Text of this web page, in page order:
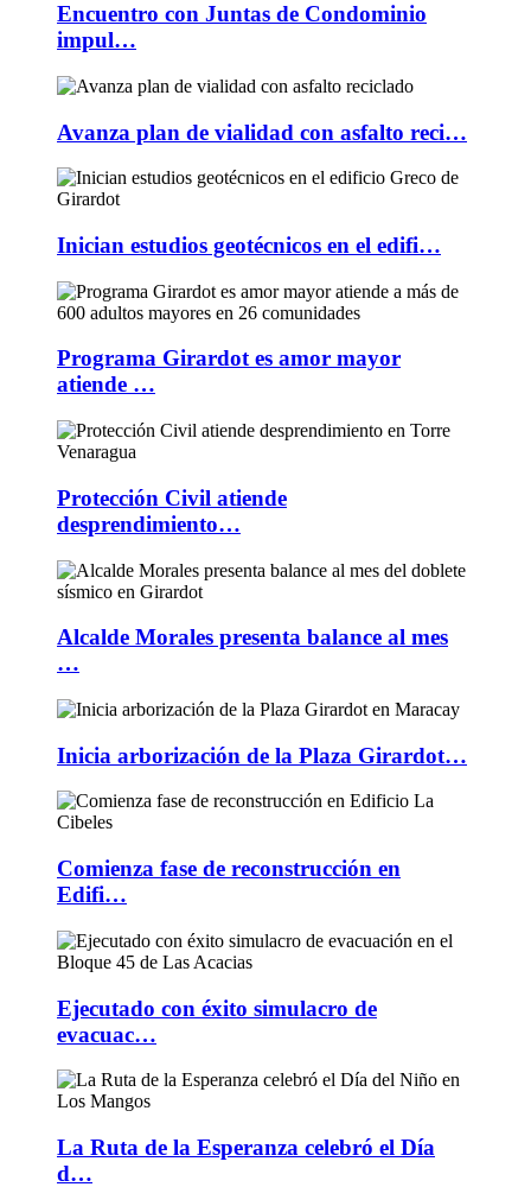
Encuentro con Juntas de Condominio
impul…
Avanza plan de vialidad con asfalto reci…
Inician estudios geotécnicos en el edifi…
Programa Girardot es amor mayor
atiende …
Protección Civil atiende
desprendimiento…
Alcalde Morales presenta balance al mes
…
Inicia arborización de la Plaza Girardot…
Comienza fase de reconstrucción en
Edifi…
Ejecutado con éxito simulacro de
evacuac…
La Ruta de la Esperanza celebró el Día
d…